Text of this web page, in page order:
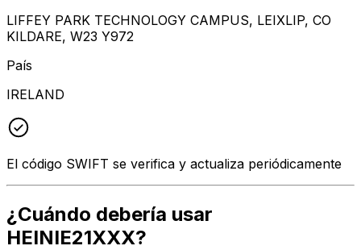
LIFFEY PARK TECHNOLOGY CAMPUS, LEIXLIP, CO
KILDARE, W23 Y972
País
IRELAND
El código SWIFT se verifica y actualiza periódicamente
¿Cuándo debería usar
HEINIE21XXX?